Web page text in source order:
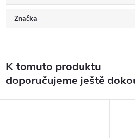
Značka
K tomuto produktu
doporučujeme ještě